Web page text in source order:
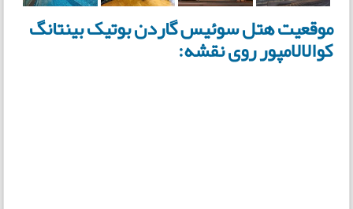
موقعیت هتل سوئیس گاردن بوتیک بینتانگ
کوالالامپور روی نقشه: